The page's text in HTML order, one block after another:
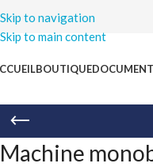
BOUTIQUE
Machine